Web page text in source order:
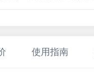
使用指南